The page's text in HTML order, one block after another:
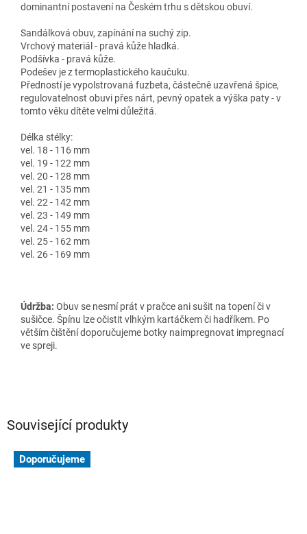
dominantní postavení na Českém trhu s dětskou obuví.
Sandálková obuv, zapínání na suchý zip.
Vrchový materiál - pravá kůže hladká.
Podšívka - pravá kůže.
Podešev je z termoplastického kaučuku.
Předností je vypolstrovaná fuzbeta, částečně uzavřená špice,
regulovatelnost obuvi přes nárt, pevný opatek a výška paty - v
tomto věku dítěte velmi důležitá.
Délka stélky:
vel. 18 - 116 mm
vel. 19 - 122 mm
vel. 20 - 128 mm
vel. 21 - 135 mm
vel. 22 - 142 mm
vel. 23 - 149 mm
vel. 24 - 155 mm
vel. 25 - 162 mm
vel. 26 - 169 mm
Údržba: Obuv se nesmí prát v pračce ani sušit na topení či v
sušičce. Špínu lze očistit vlhkým kartáčkem či hadříkem. Po
větším čištění doporučujeme botky naimpregnovat impregnací
ve spreji.
Související produkty
Doporučujeme